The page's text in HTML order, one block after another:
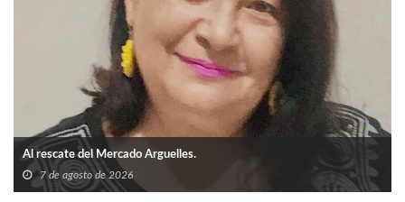
Al rescate del Mercado Arguelles.
7 de agosto de 2026